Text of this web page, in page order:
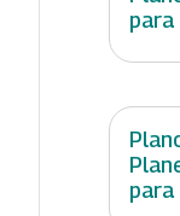
para
para